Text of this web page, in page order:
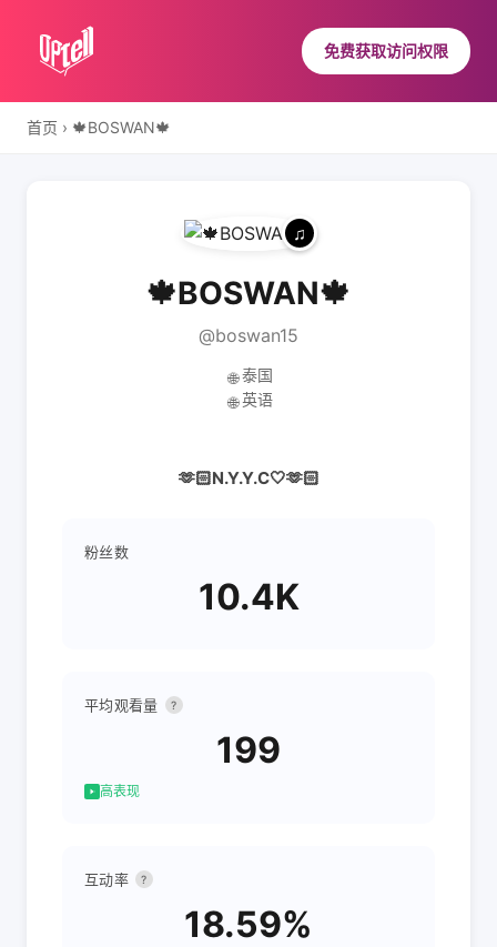
免费获取访问权限
首页 › 🍁BOSWAN🍁
🍁BOSWAN🍁
@boswan15
🌐 泰国
🌐 英语
🫶🏻N.Y.Y.C🤍🫶🏻
粉丝数
10.4K
平均观看量 ?
199
高表现
互动率 ?
18.59%